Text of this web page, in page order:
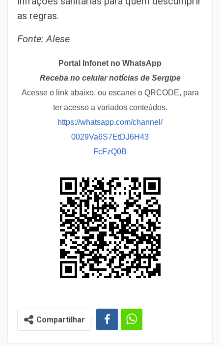
as regras.
Fonte: Alese
Portal Infonet no WhatsApp
Receba no celular notícias de Sergipe
Acesse o link abaixo, ou escanei o QRCODE, para
ter acesso a variados conteúdos.
https://whatsapp.com/channel/
0029Va6S7EtDJ6H43
FcFzQ0B
Compartilhar